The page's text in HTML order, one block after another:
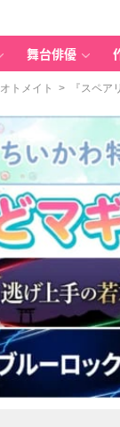
舞台俳優
オトメイト > 『スペア